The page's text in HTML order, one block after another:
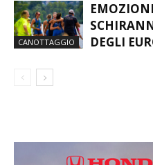
CANOTTAGGIO
DEGLI